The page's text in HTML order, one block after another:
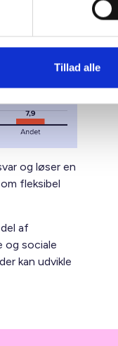
Tillad alle
og løser en
fleksibel
af
og sociale
kan udvikle